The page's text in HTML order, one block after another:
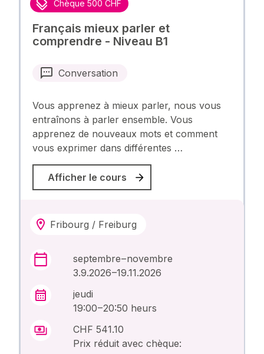
Chèque 500 CHF
Français mieux parler et
comprendre - Niveau B1
Conversation
Vous apprenez à mieux parler, nous vous
entraînons à parler ensemble. Vous
apprenez de nouveaux mots et comment
vous exprimer dans différentes …
Afficher le cours
Fribourg / Freiburg
septembre – novembre
3.9.2026 –19.11.2026
jeudi
19:00 – 20:50 heurs
CHF 541.10
Prix réduit avec chèque: